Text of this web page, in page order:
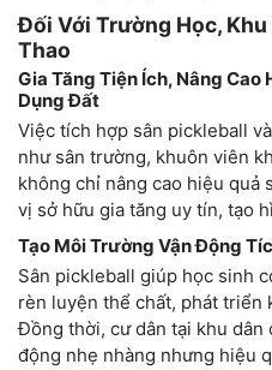
Đối Với Trường Học, Khu
Thao
Gia Tăng Tiện Ích, Nâng Cao
Dụng Đất
Việc tích hợp sân pickleball
như sân trường, khuôn viên
không chỉ nâng cao hiệu quả
vị sở hữu gia tăng uy tín, tạo
Tạo Môi Trường Vận Động
Sân pickleball giúp học sinh
rèn luyện thể chất, phát triển
Đồng thời, cư dân tại khu dân
động nhẹ nhàng nhưng hiệu